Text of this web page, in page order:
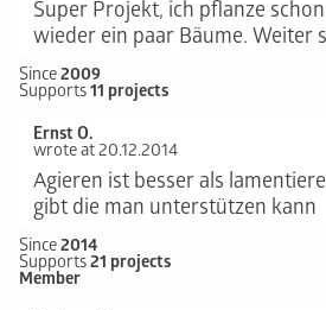
Super Projekt, ich pflanze
wieder ein paar Bäume. Weiter
Since2009
Supports11 projects
Ernst O.
wrote at 20.12.2014
Agieren ist besser als
gibt die man unterstützen kann
Since2014
Supports21 projects
Member